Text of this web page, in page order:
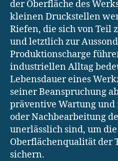
der Oberfläche des
kleinen Druckstellen
Riefen, die sich von Teil
und letztlich zur
Produktionscharge
industriellen Alltag
Lebensdauer eines
seiner Beanspruchung
präventive Wartung
oder Nachbearbeitung
unerlässlich sind, um
Oberflächenqualität der
sichern.